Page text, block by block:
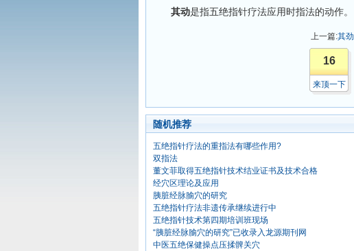
其动是指五绝指针疗法应用时指法的动作。
上一篇:其劲
16
来顶一下
随机推荐
五绝指针疗法的重指法有哪些作用?
双指法
董文菲取得五绝指针技术结业证书及技术合格
经穴区理论及应用
胰脏经脉腧穴的研究
五绝指针疗法非遗传承继续进行中
五绝指针技术第四期培训班现场
“胰脏经脉腧穴的研究”已收录入龙源期刊网
中医五绝保健操点压揉髀关穴